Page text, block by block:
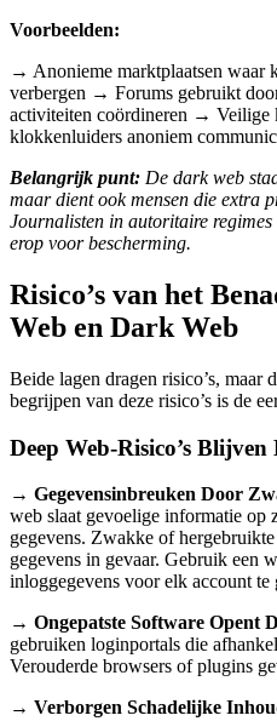
Voorbeelden:
→ Anonieme marktplaatsen waar
verbergen → Forums gebruikt
activiteiten coördineren → Veilige
klokkenluiders anoniem
Belangrijk punt: De dark web
maar dient ook mensen die extra
Journalisten in autoritaire
erop voor bescherming.
Risico’s van het
Web en Dark Web
Beide lagen dragen risico’s, maar
begrijpen van deze risico’s is de
Deep Web-Risico’s Blijven
→ Gegevensinbreuken Door
web slaat gevoelige informatie op
gegevens. Zwakke of
gegevens in gevaar. Gebruik een
inloggegevens voor elk account te
→ Ongepatste Software Opent
gebruiken loginportals die
Verouderde browsers of plugins
→ Verborgen Schadelijke